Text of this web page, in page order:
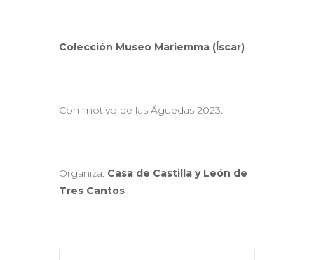
Colección Museo Mariemma (Íscar)
Con motivo de las Águedas 2023.
Organiza: Casa de Castilla y León de
Tres Cantos